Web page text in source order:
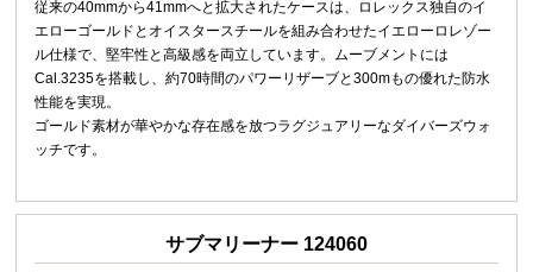
従来の40mmから41mmへと拡大されたケースは、ロレックス独自のイ
エローゴールドとオイスタースチールを組み合わせたイエローロレゾー
ル仕様で、堅牢性と高級感を両立しています。ムーブメントには
Cal.3235を搭載し、約70時間のパワーリザーブと300mもの優れた防水
性能を実現。
ゴールド素材が華やかな存在感を放つラグジュアリーなダイバーズウォ
ッチです。
サブマリーナー 124060